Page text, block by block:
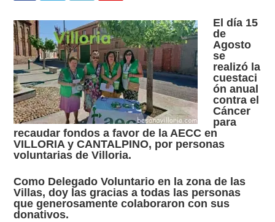
El día 15
de
Agosto
se
realizó la
cuestaci
ón anual
contra el
Cáncer
para
recaudar fondos a favor de la AECC en
VILLORIA y CANTALPINO, por personas
voluntarias de Villoria.
Como Delegado Voluntario en la zona de las
Villas, doy las gracias a todas las personas
que generosamente colaboraron con sus
donativos.